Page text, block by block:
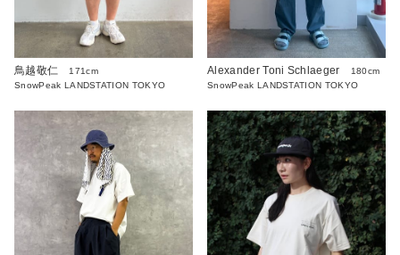
鳥越敬仁
171cm
SnowPeak LANDSTATION TOKYO
Alexander Toni Schlaeger
180cm
SnowPeak LANDSTATION TOKYO